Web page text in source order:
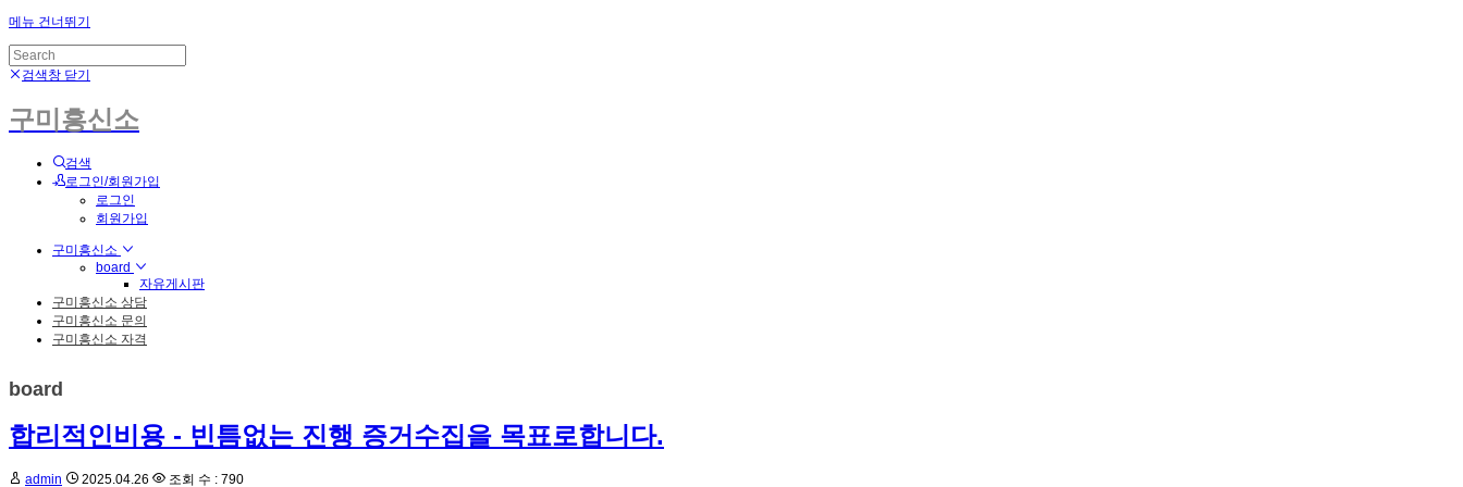
메뉴 건너뛰기
검색창 닫기
구미흥신소
검색
로그인/회원가입
로그인
회원가입
구미흥신소
board
자유게시판
구미흥신소 상담
구미흥신소 문의
구미흥신소 자격
board
합리적인비용 - 빈틈없는 진행 증거수집을 목표로합니다.
admin 2025.04.26 조회 수 : 790